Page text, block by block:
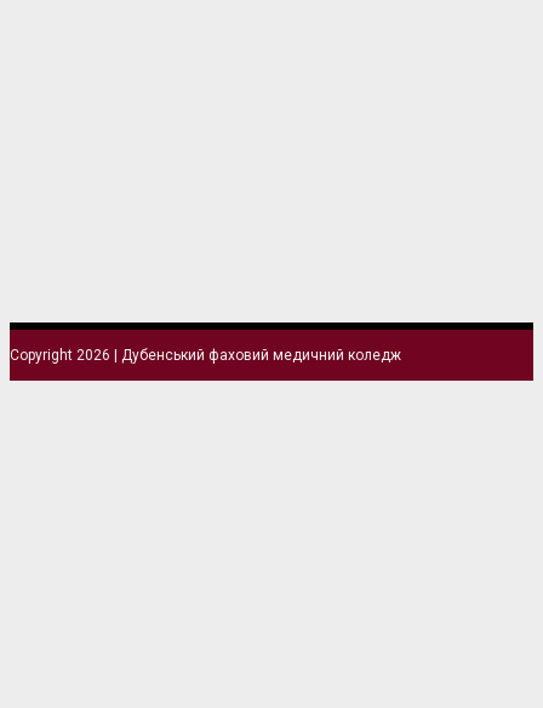
Copyright 2026 | Дубенський фаховий медичний коледж